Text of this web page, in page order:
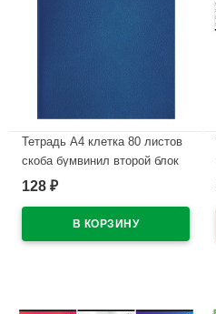
Тетрадь А4 клетка 80 листов
скоба бумвинил второй блок
BG синий арт.Т4бв80кЭ_12326
128 ₽